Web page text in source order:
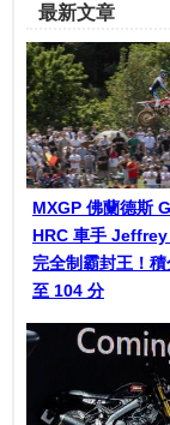
最新文章
MXGP 佛蘭德斯
HRC 車手
完全制霸封王！
至 104 分